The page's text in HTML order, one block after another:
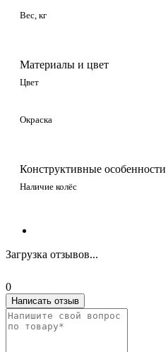
Вес, кг
Материалы и цвет
Цвет
Окраска
Конструктивные особенности
Наличие колёс
Загрузка отзывов...
0
Написать отзыв